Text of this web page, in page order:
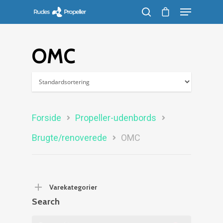
Søg efter et produkt, og tryk på enter
OMC
Forside
Propeller-udenbords
Brugte/renoverede
OMC
Varekategorier
Search